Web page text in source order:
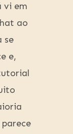
vi em
ao
se
e,